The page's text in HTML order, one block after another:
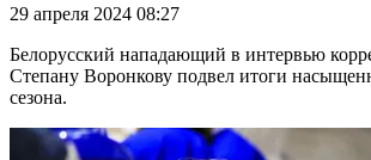
29 апреля 2024 08:27
Белорусский нападающий в интервью
Степану Воронкову подвел итоги
сезона.